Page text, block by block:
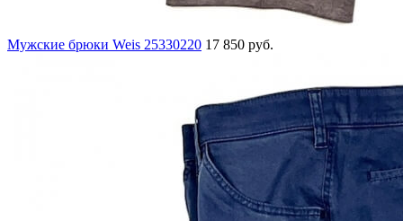
Мужские брюки Weis 25330220 17 850 руб.